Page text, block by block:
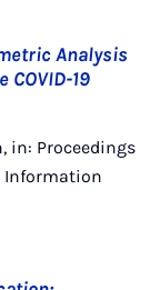
Analysis
19
in: Proceedings
Information